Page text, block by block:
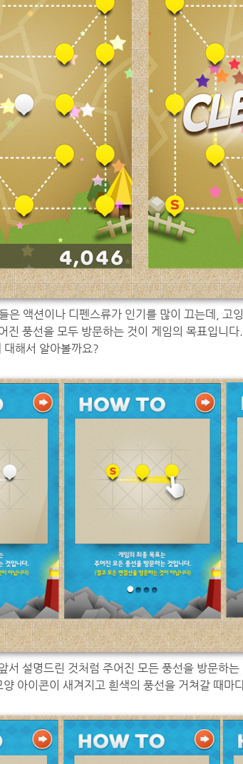
은 액션이나 디펜스류가 인기를 많이 끄는데, 고
진 풍선을 모두 방문하는 것이 게임의 목표입니
해서 알아볼까요?
서 설명드린 것처럼 주어진 모든 풍선을 방문하
아이콘이 새겨지고 흰색의 풍선을 거쳐갈 때마